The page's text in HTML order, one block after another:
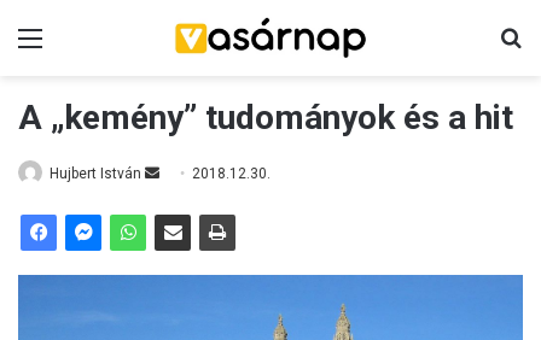
A „kemény” tudományok és a hit
Hujbert István
n
2018.12.30.